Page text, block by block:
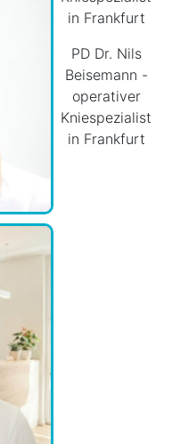
in Frankfurt
PD Dr. Nils
Beisemann -
operativer
Kniespezialist
in Frankfurt